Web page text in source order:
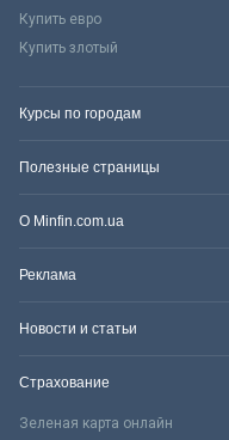
Купить евро
Купить злотый
Курсы по городам
Полезные страницы
О Minfin.com.ua
Реклама
Новости и статьи
Страхование
Зеленая карта онлайн